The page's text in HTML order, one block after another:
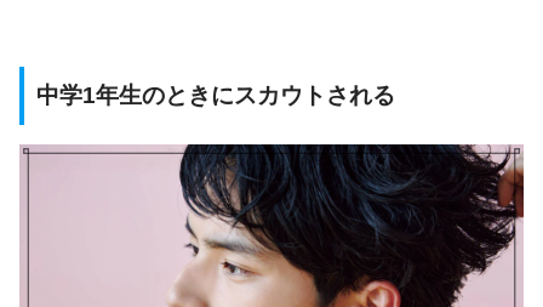
中学1年生のときにスカウトされる